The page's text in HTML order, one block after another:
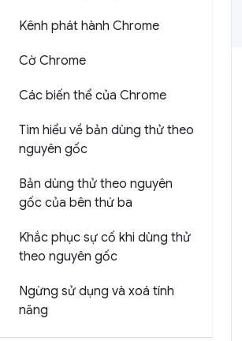
Kênh phát hành Chrome
Cờ Chrome
Các biến thể của Chrome
Tìm hiểu về bản dùng thử theo
nguyên gốc
Bản dùng thử theo nguyên
gốc của bên thứ ba
Khắc phục sự cố khi dùng thử
theo nguyên gốc
Ngừng sử dụng và xoá tính
năng